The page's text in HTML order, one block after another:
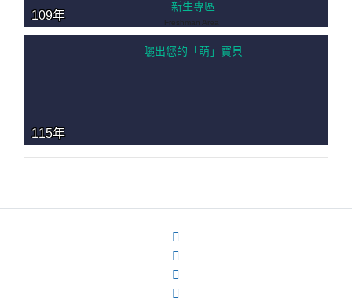
109年
115年
新生專區
Freshman Area
曬出您的「萌」寶貝